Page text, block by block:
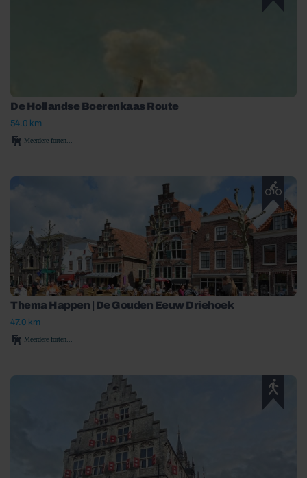
De Hollandse Boerenkaas Route
54.0 km
Meerdere forten...
Thema Happen | De Gouden Eeuw Driehoek
47.0 km
Meerdere forten...